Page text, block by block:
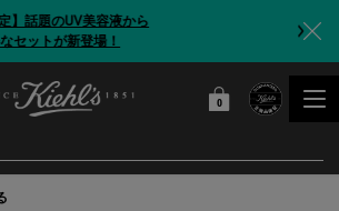
】今だけ！洗顔ブラシをプレゼント
カート
0
0 カート内の製品